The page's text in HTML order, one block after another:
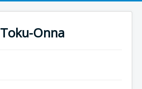
Toku-Onna